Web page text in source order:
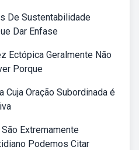
De Sustentabilidade
Dar Enfase
Ectópica Geralmente Não
Porque
Cuja Oração Subordinada é
Extremamente
Podemos Citar